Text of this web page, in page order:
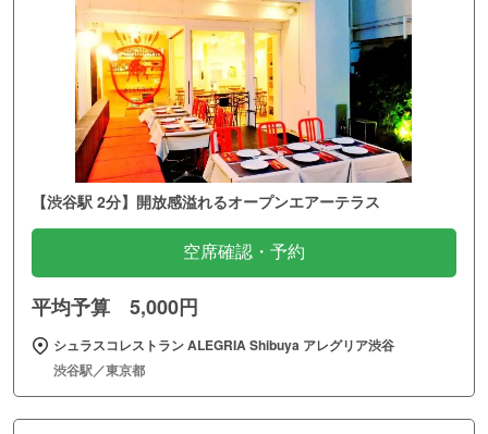
【渋谷駅 2分】開放感溢れるオープンエアーテラス
空席確認・予約
平均予算 5,000円
シュラスコレストラン ALEGRIA Shibuya アレグリア渋谷
渋谷駅／東京都